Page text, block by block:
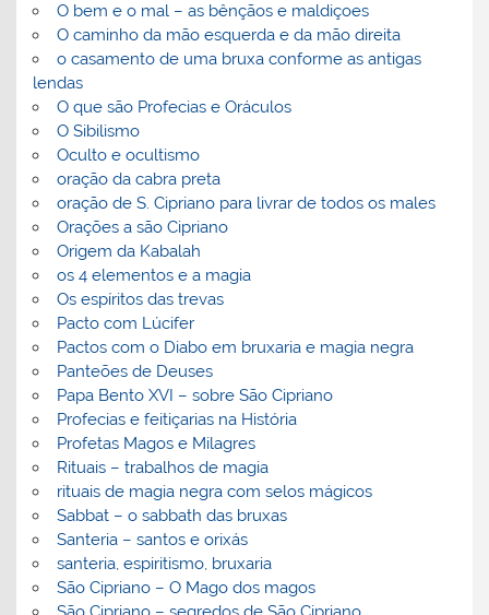
O bem e o mal – as bênçãos e maldiçoes
O caminho da mão esquerda e da mão direita
o casamento de uma bruxa conforme as antigas
lendas
O que são Profecias e Oráculos
O Sibilismo
Oculto e ocultismo
oração da cabra preta
oração de S. Cipriano para livrar de todos os males
Orações a são Cipriano
Origem da Kabalah
os 4 elementos e a magia
Os espíritos das trevas
Pacto com Lúcifer
Pactos com o Diabo em bruxaria e magia negra
Panteões de Deuses
Papa Bento XVI – sobre São Cipriano
Profecias e feitiçarias na História
Profetas Magos e Milagres
Rituais – trabalhos de magia
rituais de magia negra com selos mágicos
Sabbat – o sabbath das bruxas
Santeria – santos e orixás
santeria, espiritismo, bruxaria
São Cipriano – O Mago dos magos